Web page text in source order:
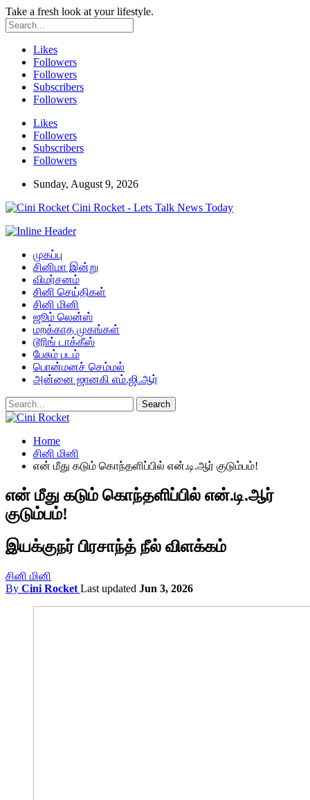
Take a fresh look at your lifestyle.
Likes
Followers
Followers
Subscribers
Followers
Likes
Followers
Subscribers
Followers
Sunday, August 9, 2026
Cini Rocket - Lets Talk News Today
முகப்பு
சினிமா இன்று
விமர்சனம்
சினி செய்திகள்
சினி மினி
ஜூம் லென்ஸ்
மறக்காத முகங்கள்
டூரிங் டாக்கீஸ்
பேசும் படம்
பொன்மனச் செம்மல்
அன்னை ஜானகி எம்.ஜி.ஆர்
Home
சினி மினி
என் மீது கடும் கொந்தளிப்பில் என்.டி.ஆர் குடும்பம்!
என் மீது கடும் கொந்தளிப்பில் என்.டி.ஆர்
குடும்பம்!
இயக்குநர் பிரசாந்த் நீல் விளக்கம்
சினி மினி
By Cini Rocket Last updated Jun 3, 2026